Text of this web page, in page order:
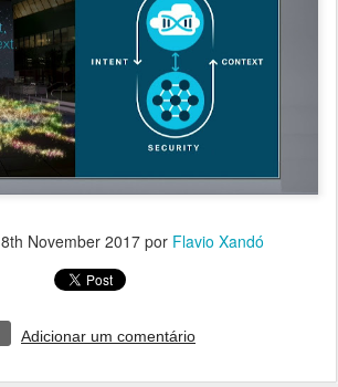
8th November 2017 por Flavio Xandó
Adicionar um comentário